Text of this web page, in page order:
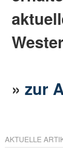
»zur
AKTUELLE